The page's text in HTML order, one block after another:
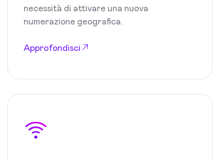
necessità di attivare una nuova
numerazione geografica.
Approfondisci